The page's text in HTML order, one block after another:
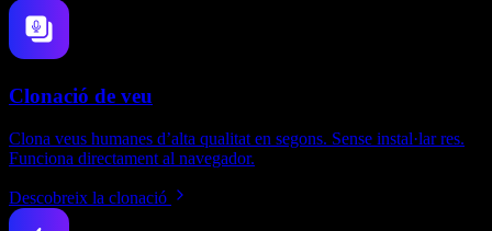
Clonació de veu
Clona veus humanes d’alta qualitat en segons. Sense instal·lar res.
Funciona directament al navegador.
Descobreix la clonació